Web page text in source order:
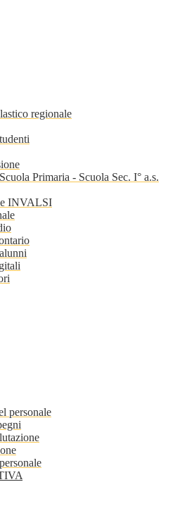
regionale
Primaria - Scuola Sec. I° a.s.
INVALSI
personale